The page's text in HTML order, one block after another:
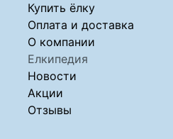
Купить ёлку
Оплата и доставка
О компании
Елкипедия
Новости
Акции
Отзывы